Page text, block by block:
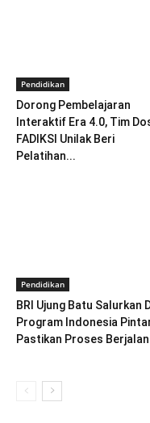
Pendidikan
Dorong Pembelajaran
Interaktif Era 4.0, Tim
FADIKSI Unilak Beri
Pelatihan...
Pendidikan
BRI Ujung Batu Salurkan
Program Indonesia
Pastikan Proses